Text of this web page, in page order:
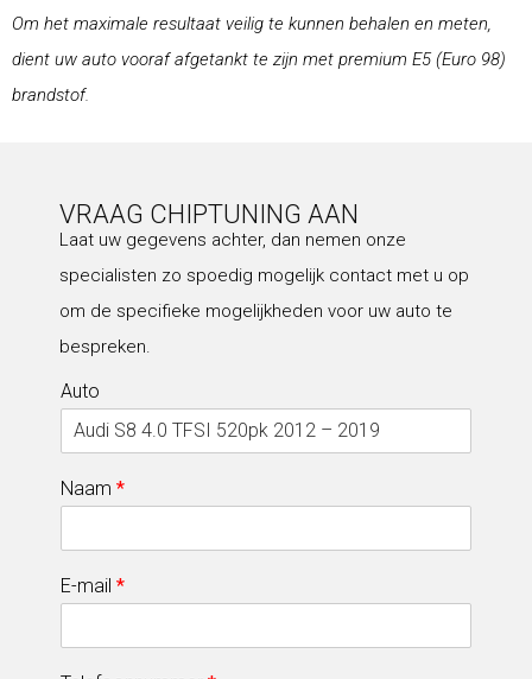
Om het maximale resultaat veilig te kunnen behalen en meten,
dient uw auto vooraf afgetankt te zijn met premium E5 (Euro 98)
brandstof.
VRAAG CHIPTUNING AAN
Laat uw gegevens achter, dan nemen onze
specialisten zo spoedig mogelijk contact met u op
om de specifieke mogelijkheden voor uw auto te
bespreken.
Auto
Naam *
E-mail *